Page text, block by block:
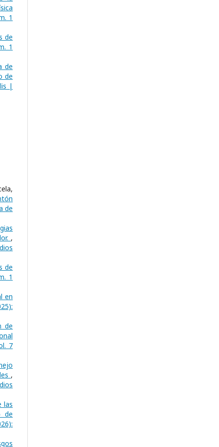
1
de
1
de
de
|
de
,
de
1
en
de
7
,
las
de